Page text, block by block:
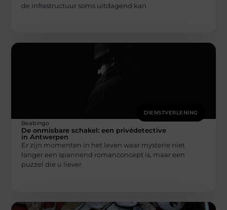
de infrastructuur soms uitdagend kan
DIENSTVERLENING
Beabingo
De onmisbare schakel: een privédetective
in Antwerpen
Er zijn momenten in het leven waar mysterie niet
langer een spannend romanconcept is, maar een
puzzel die u liever